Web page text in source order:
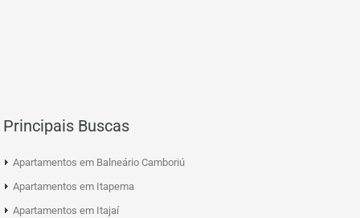
Principais Buscas
Apartamentos em Balneário Camboriú
Apartamentos em Itapema
Apartamentos em Itajaí